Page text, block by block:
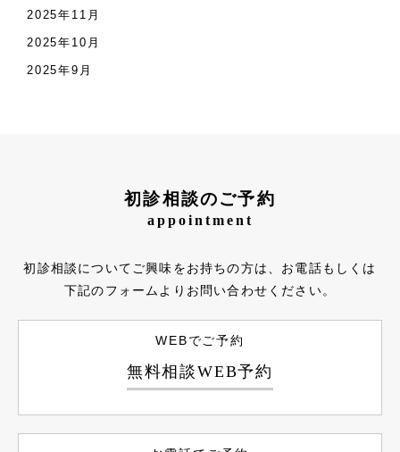
2025年11月
2025年10月
2025年9月
初診相談のご予約
appointment
初診相談についてご興味をお持ちの方は、お電話もしくは
下記のフォームよりお問い合わせください。
WEBでご予約
無料相談WEB予約